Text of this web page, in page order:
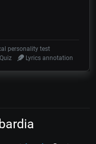
personality test
Lyrics annotation